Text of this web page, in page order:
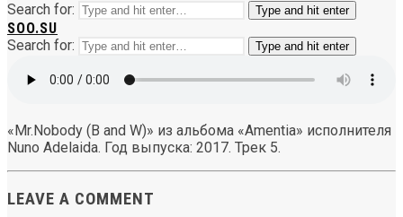
Search for:
Type and hit enter
SOO.SU
Search for:
Type and hit enter
«Mr.Nobody (B and W)» из альбома «Amentia» исполнителя
Nuno Adelaida. Год выпуска: 2017. Трек 5.
LEAVE A COMMENT